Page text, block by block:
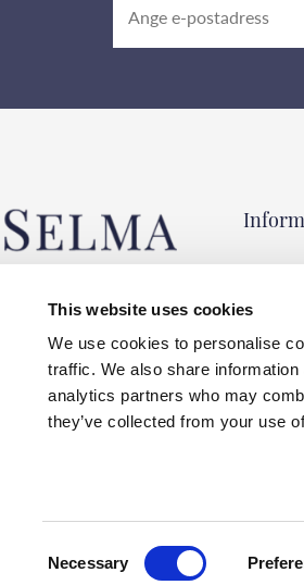
This website uses cookies
We use cookies to personalise
traffic. We also share
analytics partners who may
they’ve collected from your use
Necessary
kvalité från
30 år! Vi köper
där det producerats
med miljö,
i åtanke. Välj
Vanliga